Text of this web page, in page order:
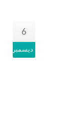
6
ديسمبر